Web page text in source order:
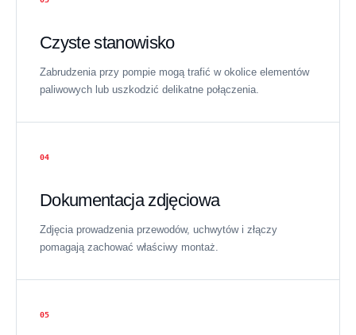
Czyste stanowisko
Zabrudzenia przy pompie mogą trafić w okolice elementów
paliwowych lub uszkodzić delikatne połączenia.
04
Dokumentacja zdjęciowa
Zdjęcia prowadzenia przewodów, uchwytów i złączy
pomagają zachować właściwy montaż.
05